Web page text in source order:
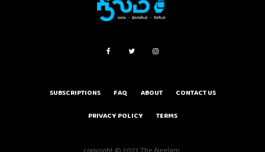
SUBSCRIPTIONS FAQ ABOUT CONTACT US
PRIVACY POLICY TERMS